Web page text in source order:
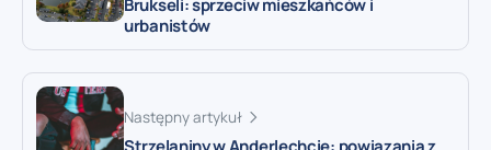
Brukseli: sprzeciw mieszkańców i
urbanistów
Następny artykuł